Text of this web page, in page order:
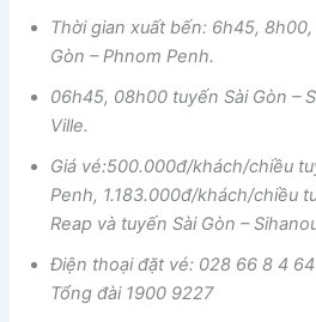
Thời gian xuất bến: 6h45,
Gòn – Phnom Penh.
06h45, 08h00 tuyến Sài Gòn –
Ville.
Giá vé:500.000đ/khách/chiều
Penh, 1.183.000đ/khách/chiều
Reap và tuyến Sài Gòn –
Điện thoại đặt vé: 028 66 8 4
Tổng đài 1900 9227